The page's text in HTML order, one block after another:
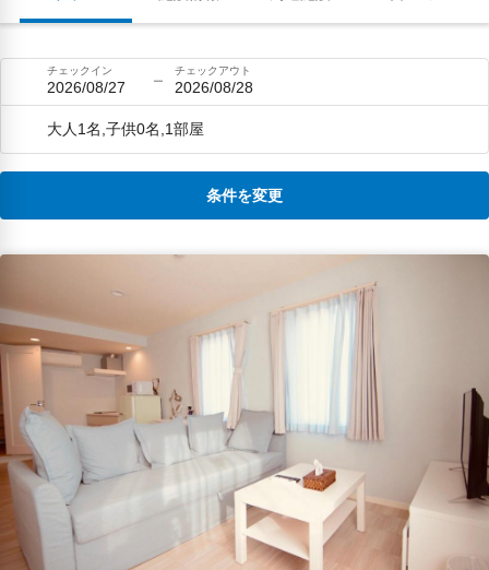
チェックイン
2026/08/27
チェックアウト
2026/08/28
大人1名,子供0名,1部屋
条件を変更